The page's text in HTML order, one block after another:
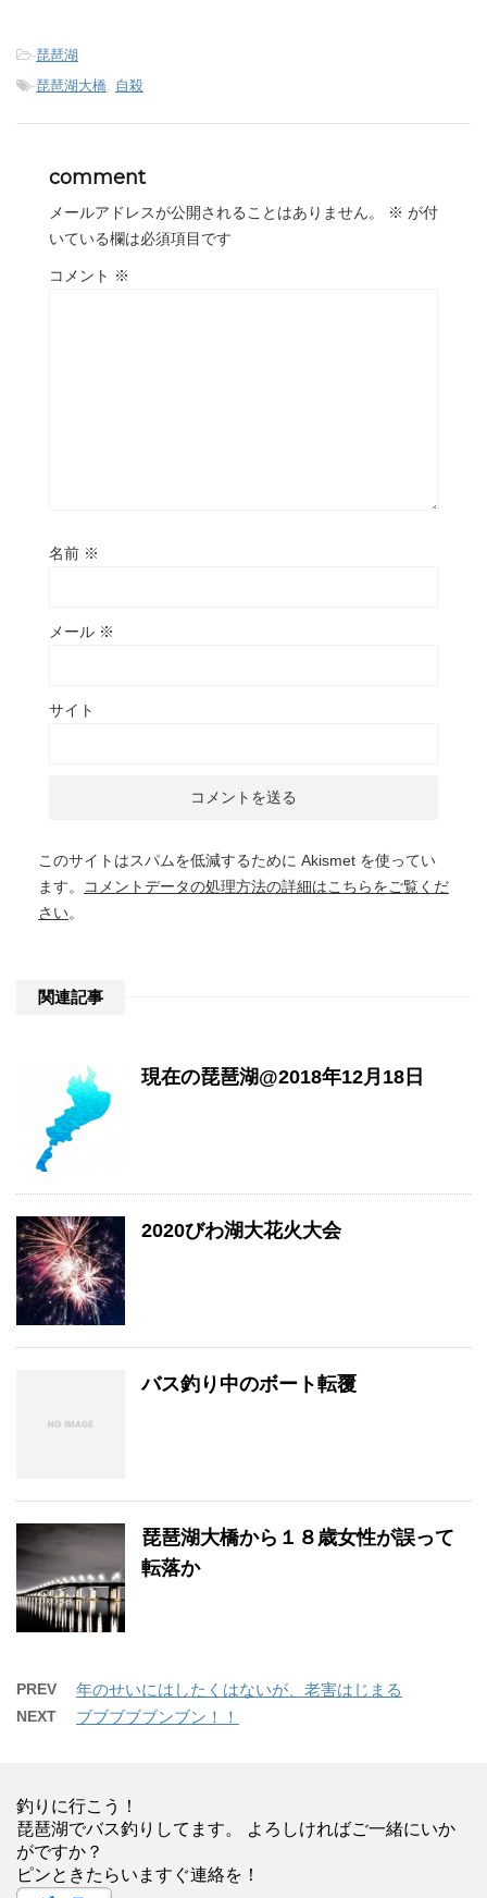
-琵琶湖
-琵琶湖大橋 自殺
comment
メールアドレスが公開されることはありません。 ※ が付
いている欄は必須項目です
コメント ※
名前 ※
メール ※
サイト
このサイトはスパムを低減するために Akismet を使ってい
ます。
コメントデータの処理方法の詳細はこちらをご覧くだ
さい。
関連記事
現在の琵琶湖@2018年12月18日
2020びわ湖大花火大会
バス釣り中のボート転覆
琵琶湖大橋から１８歳女性が誤って
転落か
PREV 年のせいにはしたくはないが、老害はじまる
NEXT ブブブブブンブン！！
釣りに行こう！
琵琶湖でバス釣りしてます。 よろしければご一緒にいか
がですか？
ピンときたらいますぐ連絡を！